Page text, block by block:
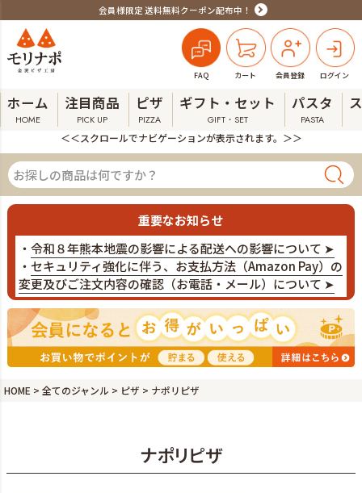
会員様限定 送料無料クーポン配布中！
FAQ カート 会員登録 ログイン
ホーム
HOME
注目商品
PICK UP
ピザ
PIZZA
ギフト・セット
GIFT・SET
パスタ
PASTA
＜＜スクロールでナビゲーションが表示されます。＞＞
重要なお知らせ
・ 令和８年熊本地震の影響による配送への影響について ➤
・ セキュリティ強化に伴う、お支払方法（Amazon Pay）の
変更及びご注文内容の確認（お電話・メール）について ➤
HOME 全てのジャンル ピザ ナポリピザ
ナポリピザ